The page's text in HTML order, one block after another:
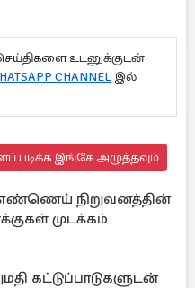
உடனுக்குடன்
CHANNEL இல்
படிக்க இங்கே அழுத்தவும்
எண்ணெய் நிறுவனத்தின்
முடக்கம்
கட்டுப்பாடுகளுடன்